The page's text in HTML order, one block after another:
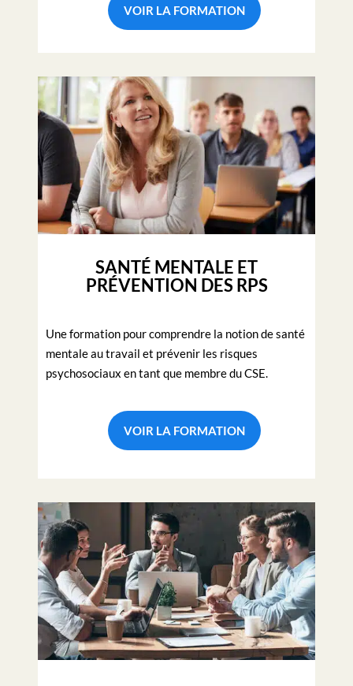
VOIR LA FORMATION
SANTÉ MENTALE ET
PRÉVENTION DES RPS
Une formation pour comprendre la notion de santé
mentale au travail et prévenir les risques
psychosociaux en tant que membre du CSE.
VOIR LA FORMATION